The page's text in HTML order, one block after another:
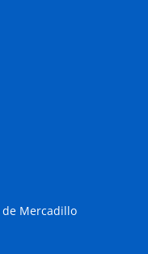
de Mercadillo